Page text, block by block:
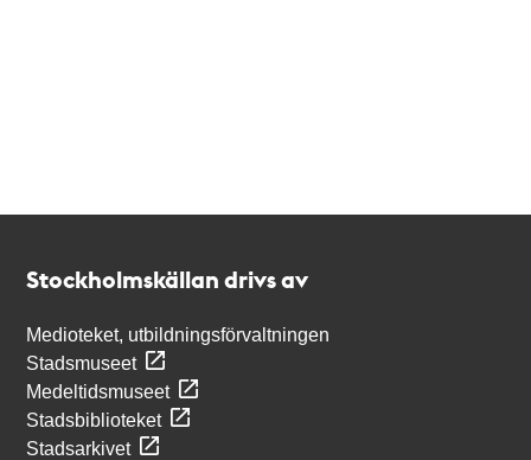
Stockholmskällan drivs av
Medioteket, utbildningsförvaltningen
Stadsmuseet
Medeltidsmuseet
Stadsbiblioteket
Stadsarkivet